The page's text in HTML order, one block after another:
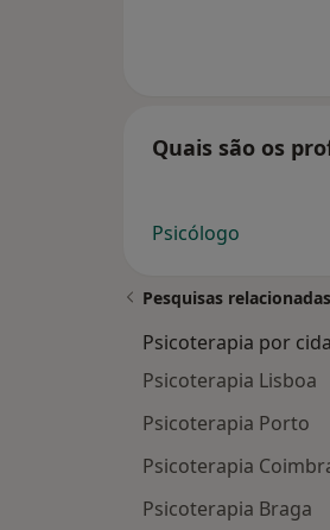
Quais são os
Psicólogo
Pesquisas relacionadas
Psicoterapia por
Psicoterapia Lisboa
Psicoterapia Porto
Psicoterapia
Psicoterapia Braga